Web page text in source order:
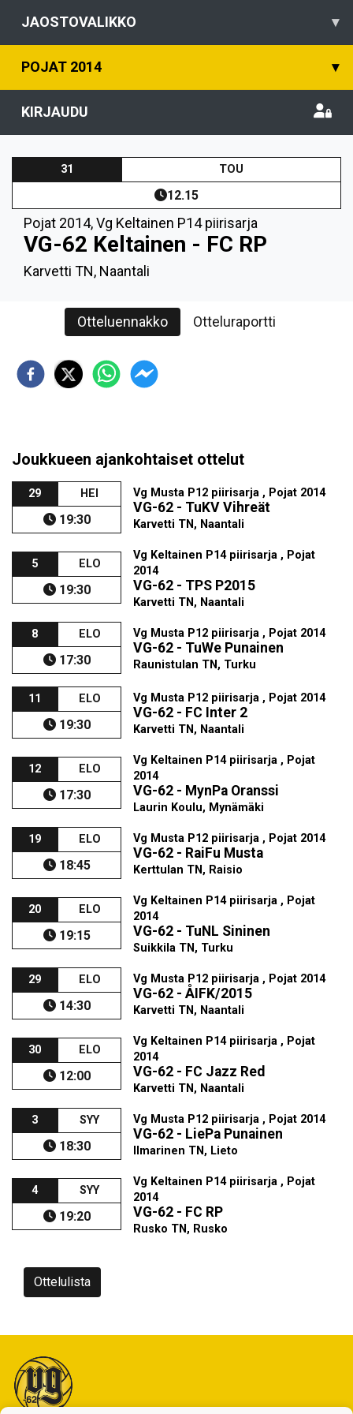
JAOSTOVALIKKO ▾
POJAT 2014 ▾
KIRJAUDU
31 TOU
12.15
Pojat 2014,Vg Keltainen P14 piirisarja
VG-62 Keltainen - FC RP
Karvetti TN, Naantali
Otteluennakko Otteluraportti
Joukkueen ajankohtaiset ottelut
29 HEI
19:30
Vg Musta P12 piirisarja , Pojat 2014
VG-62 - TuKV Vihreät
Karvetti TN, Naantali
5 ELO
19:30
Vg Keltainen P14 piirisarja , Pojat
2014
VG-62 - TPS P2015
Karvetti TN, Naantali
8 ELO
17:30
Vg Musta P12 piirisarja , Pojat 2014
VG-62 - TuWe Punainen
Raunistulan TN, Turku
11 ELO
19:30
Vg Musta P12 piirisarja , Pojat 2014
VG-62 - FC Inter 2
Karvetti TN, Naantali
12 ELO
17:30
Vg Keltainen P14 piirisarja , Pojat
2014
VG-62 - MynPa Oranssi
Laurin Koulu, Mynämäki
19 ELO
18:45
Vg Musta P12 piirisarja , Pojat 2014
VG-62 - RaiFu Musta
Kerttulan TN, Raisio
20 ELO
19:15
Vg Keltainen P14 piirisarja , Pojat
2014
VG-62 - TuNL Sininen
Suikkila TN, Turku
29 ELO
14:30
Vg Musta P12 piirisarja , Pojat 2014
VG-62 - ÅIFK/2015
Karvetti TN, Naantali
30 ELO
12:00
Vg Keltainen P14 piirisarja , Pojat
2014
VG-62 - FC Jazz Red
Karvetti TN, Naantali
3 SYY
18:30
Vg Musta P12 piirisarja , Pojat 2014
VG-62 - LiePa Punainen
Ilmarinen TN, Lieto
4 SYY
19:20
Vg Keltainen P14 piirisarja , Pojat
2014
VG-62 - FC RP
Rusko TN, Rusko
Ottelulista